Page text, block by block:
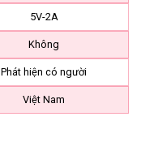
5V-2A
Không
Phát hiện có người
Việt Nam